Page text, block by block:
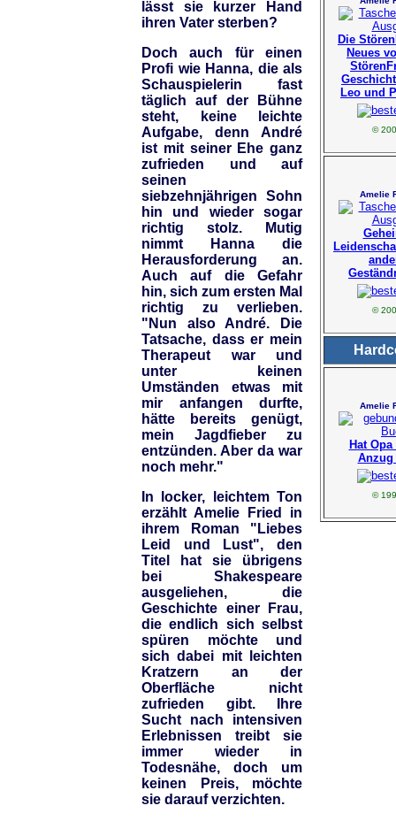
lässt sie kurzer Hand
ihren Vater sterben?
Doch auch für einen
Profi wie Hanna, die als
Schauspielerin fast
täglich auf der Bühne
steht, keine leichte
Aufgabe, denn André
ist mit seiner Ehe ganz
zufrieden und auf
seinen
siebzehnjährigen Sohn
hin und wieder sogar
richtig stolz. Mutig
nimmt Hanna die
Herausforderung an.
Auch auf die Gefahr
hin, sich zum ersten Mal
richtig zu verlieben.
"Nun also André. Die
Tatsache, dass er mein
Therapeut war und
unter keinen
Umständen etwas mit
mir anfangen durfte,
hätte bereits genügt,
mein Jagdfieber zu
entzünden. Aber da war
noch mehr."
In locker, leichtem Ton
erzählt Amelie Fried in
ihrem Roman "Liebes
Leid und Lust", den
Titel hat sie übrigens
bei Shakespeare
ausgeliehen, die
Geschichte einer Frau,
die endlich sich selbst
spüren möchte und
sich dabei mit leichten
Kratzern an der
Oberfläche nicht
zufrieden gibt. Ihre
Sucht nach intensiven
Erlebnissen treibt sie
immer wieder in
Todesnähe, doch um
keinen Preis, möchte
sie darauf verzichten.
Die
Neues
Leo und
©
Amelie
©
Amelie
Hat
Anzug
©